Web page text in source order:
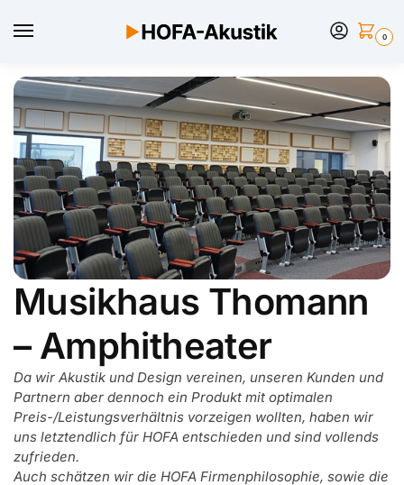
0
Musikhaus Thomann
– Amphitheater
Da wir Akustik und Design vereinen, unseren Kunden und
Partnern aber dennoch ein Produkt mit optimalen
Preis-/Leistungsverhältnis vorzeigen wollten, haben wir
uns letztendlich für HOFA entschieden und sind vollends
zufrieden.
Auch schätzen wir die HOFA Firmenphilosophie, sowie die